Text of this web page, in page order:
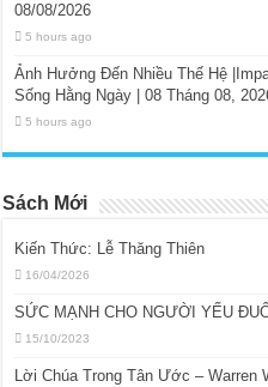
08/08/2026
5 hours ago
Ảnh Hưởng Đến Nhiều Thế Hệ
Sống Hằng Ngày | 08 Tháng 08,
5 hours ago
Sách Mới
Kiến Thức: Lễ Thăng Thiên
16/04/2026
SỨC MẠNH CHO NGƯỜI YẾU
15/10/2023
Lời Chúa Trong Tân Ước – Warren